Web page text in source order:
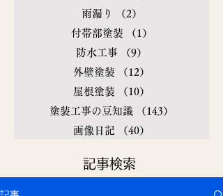
雨漏り
（2）
付帯部塗装
（1）
防水工事
（9）
外壁塗装
（12）
屋根塗装
（10）
塗装工事の豆知識
（143）
画像日記
（40）
​記事検索